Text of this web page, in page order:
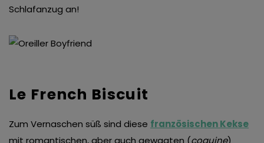
Schlafanzug an!
Le French Biscuit
Zum Vernaschen süß sind diese französischen Kekse